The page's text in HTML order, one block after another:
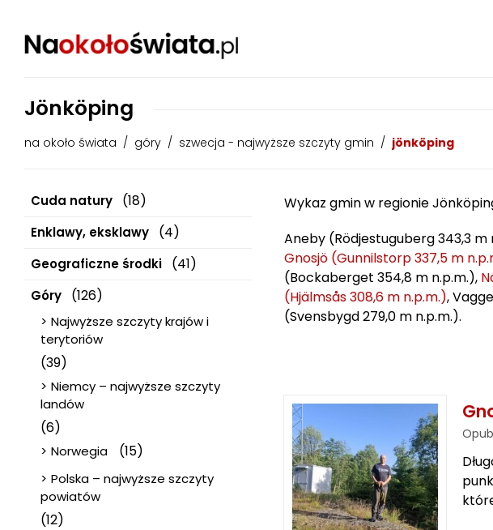
Jönköping
na około świata / góry / szwecja - najwyższe szczyty gmin / jönköping
Cuda natury (18)
Enklawy, eksklawy (4)
Geograficzne środki (41)
Góry (126)
Najwyższe szczyty krajów i
terytoriów
(39)
Niemcy – najwyższe szczyty
landów
(6)
Norwegia (15)
Polska – najwyższe szczyty
powiatów
(12)
Wykaz gmin w regionie
Aneby (Rödjestuguberg 343,3 m
Gnosjö (Gunnilstorp 337,5 m
(Bockaberget 354,8 m n.p.m.),
(Hjälmsås 308,6 m n.p.m.),
(Svensbygd 279,0 m n.p.m.).